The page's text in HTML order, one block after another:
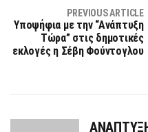
PREVIOUS ARTICLE
Υποψήφια με την “Ανάπτυξη
Τώρα” στις δημοτικές
εκλογές η Σέβη Φούντογλου